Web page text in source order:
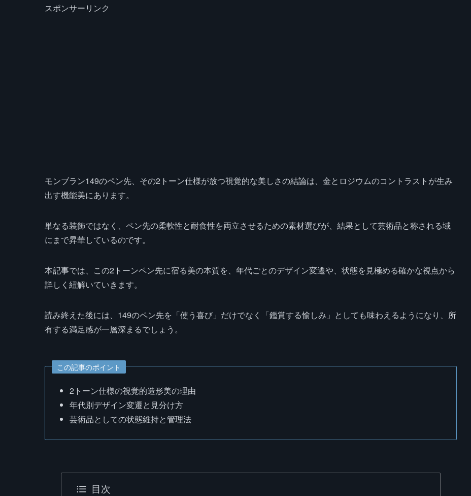
スポンサーリンク
モンブラン149のペン先、その2トーン仕様が放つ視覚的な美しさの結論は、金とロジウムのコントラストが生み
出す機能美にあります。
単なる装飾ではなく、ペン先の柔軟性と耐食性を両立させるための素材選びが、結果として芸術品と称される域
にまで昇華しているのです。
本記事では、この2トーンペン先に宿る美の本質を、年代ごとのデザイン変遷や、状態を見極める確かな視点から
詳しく紐解いていきます。
読み終えた後には、149のペン先を「使う喜び」だけでなく「鑑賞する愉しみ」としても味わえるようになり、所
有する満足感が一層深まるでしょう。
この記事のポイント
2トーン仕様の視覚的造形美の理由
年代別デザイン変遷と見分け方
芸術品としての状態維持と管理法
目次